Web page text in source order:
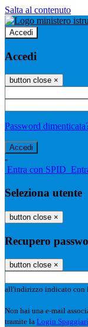
Salta al contenuto
Accedi
Accedi
button close ×
Password
-
Entra con SPID
Seleziona utente
button close ×
Recupero
button close ×
all'indirizzo indicato con
Non hai una e-mail
tramite la Login Spaggiari